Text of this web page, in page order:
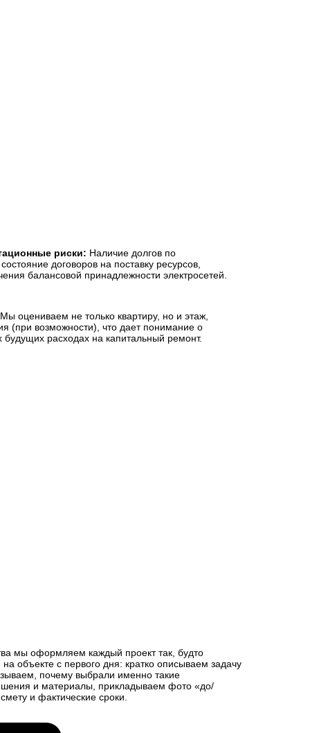
риски: Наличие долгов по
договоров на поставку ресурсов,
балансовой принадлежности электросетей.
оцениваем не только квартиру, но и этаж,
(при возможности), что дает понимание о
будущих расходах на капитальный ремонт.
мы оформляем каждый проект так, будто
на объекте с первого дня: кратко описываем задачу
почему выбрали именно такие
и материалы, прикладываем фото «до/
и фактические сроки.